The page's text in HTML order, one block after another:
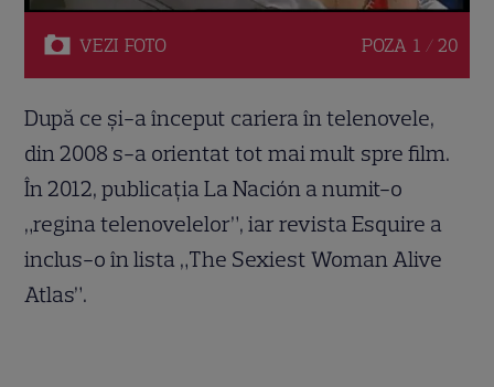
VEZI FOTO POZA 1 / 20
După ce și-a început cariera în telenovele,
din 2008 s-a orientat tot mai mult spre film.
În 2012, publicația La Nación a numit-o
„regina telenovelelor”, iar revista Esquire a
inclus-o în lista „The Sexiest Woman Alive
Atlas”.